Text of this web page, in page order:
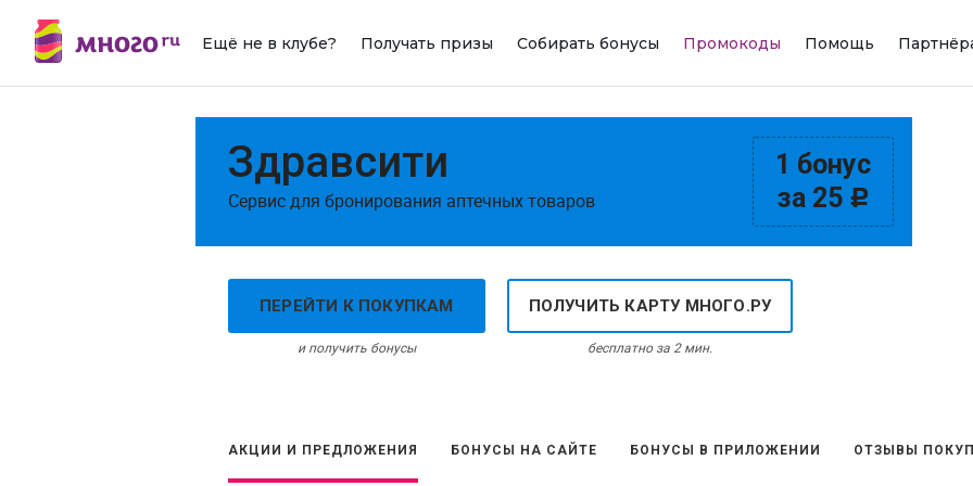
Ещё не в клубе? Получать призы Собирать бонусы Промокоды Помощь
1 бонус
за 25 c
Здравсити
Сервис для бронирования аптечных товаров
ПЕРЕЙТИ К ПОКУПКАМ
и получить бонусы
ПОЛУЧИТЬ КАРТУ МНОГО.РУ
бесплатно за 2 мин.
АКЦИИ И ПРЕДЛОЖЕНИЯ БОНУСЫ НА САЙТЕ БОНУСЫ В ПРИЛОЖЕНИИ ОТЗЫВЫ